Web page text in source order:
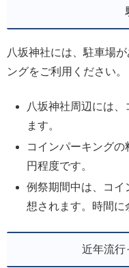
八坂神社には、駐車場
ングをご利用ください。
八坂神社周辺には、
ます。
コインパーキング
円程度です。
例祭期間中は、コイ
想されます。時間に
近年流行